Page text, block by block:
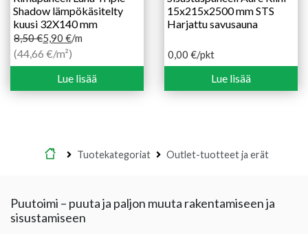
Shadow lämpökäsitelty
kuusi 32X140 mm
8,50€
Alkuperäinen
hinta
8,50 €.
5,90 €
Nykyinen
hinta
5,90 €.
/m
(44,66 €/m²)
Lue lisää
15x215x2500 mm STS
Harjattu savusauna
0,00 €/pkt
Lue lisää
Etusivu
Tuotekategoriat Outlet-tuotteet ja erät
Puutoimi – puuta ja paljon muuta rakentamiseen ja
sisustamiseen